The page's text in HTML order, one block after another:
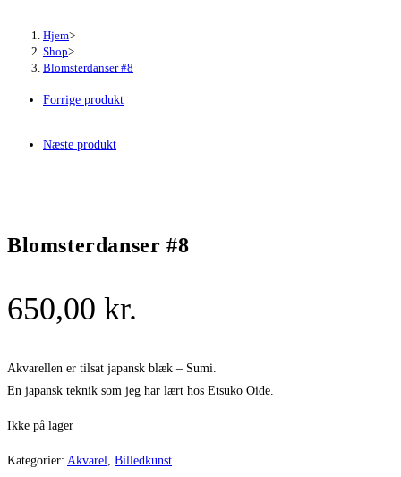
Hjem>
Shop>
Blomsterdanser #8
Forrige produkt
Næste produkt
Blomsterdanser #8
650,00 kr.
Akvarellen er tilsat japansk blæk – Sumi.
En japansk teknik som jeg har lært hos Etsuko Oide.
Ikke på lager
Kategorier: Akvarel Billedkunst